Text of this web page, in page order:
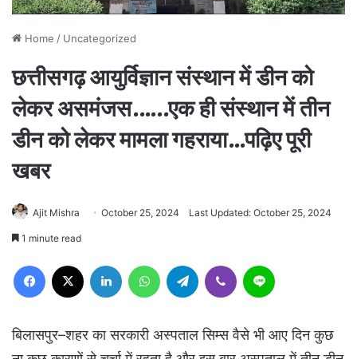
Home / Uncategorized
छत्तीसगढ़ आयुर्विज्ञान संस्थान में डीन को
लेकर असमंजस.…..एक ही संस्थान में तीन
डीन को लेकर मामला गहराया…पढ़िए पूरी
खबर
Ajit Mishra October 25, 2024 Last Updated: October 25, 2024
1 minute read
Facebook LinkedIn WhatsAppTelegram Viber
बिलासपुर–शहर का सरकारी अस्पताल सिम्स वैसे भी आए दिन कुछ